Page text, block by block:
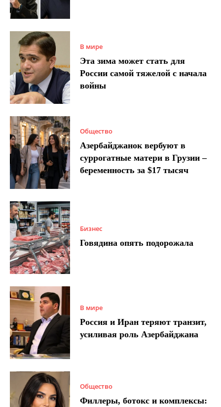
В мире
Эта зима может стать для
России самой тяжелой с начала
войны
Общество
Азербайджанок вербуют в
суррогатные матери в Грузии –
беременность за $17 тысяч
Бизнес
Говядина опять подорожала
В мире
Россия и Иран теряют транзит,
усиливая роль Азербайджана
Общество
Филлеры, ботокс и комплексы: